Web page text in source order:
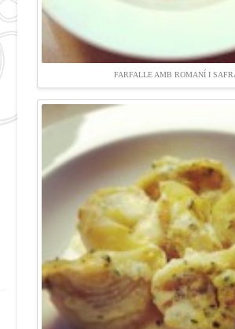
FARFALLE AMB ROMANÍ I